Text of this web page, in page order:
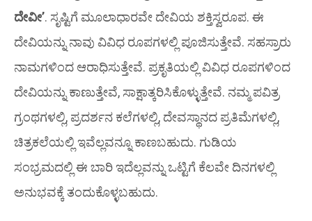
ದೇವೀ’. ಸೃಷ್ಟಿಗೆ ಮೂಲಾಧಾರವೇ ದೇವಿಯ ಶಕ್ತಿಸ್ವರೂಪ. ಈ
ದೇವಿಯನ್ನು ನಾವು ವಿವಿಧ ರೂಪಗಳಲ್ಲಿ ಪೂಜಿಸುತ್ತೇವೆ. ಸಹಸ್ರಾರು
ನಾಮಗಳಿಂದ ಆರಾಧಿಸುತ್ತೇವೆ. ಪ್ರಕೃತಿಯಲ್ಲಿ ವಿವಿಧ ರೂಪಗಳಿಂದ
ದೇವಿಯನ್ನು ಕಾಣುತ್ತೇವೆ, ಸಾಕ್ಷಾತ್ಕರಿಸಿಕೊಳ್ಳುತ್ತೇವೆ. ನಮ್ಮ ಪವಿತ್ರ
ಗ್ರಂಥಗಳಲ್ಲಿ, ಪ್ರದರ್ಶನ ಕಲೆಗಳಲ್ಲಿ, ದೇವಸ್ಥಾನದ ಪ್ರತಿಮೆಗಳಲ್ಲಿ,
ಚಿತ್ರಕಲೆಯಲ್ಲಿ ಇವೆಲ್ಲವನ್ನೂ ಕಾಣಬಹುದು. ಗುಡಿಯ
ಸಂಭ್ರಮದಲ್ಲಿ ಈ ಬಾರಿ ಇದೆಲ್ಲವನ್ನು ಒಟ್ಟಿಗೆ ಕೆಲವೇ ದಿನಗಳಲ್ಲಿ
ಅನುಭವಕ್ಕೆ ತಂದುಕೊಳ್ಳಬಹುದು.